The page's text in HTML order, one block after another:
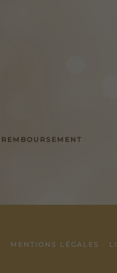
MENTIONS LÉGALES